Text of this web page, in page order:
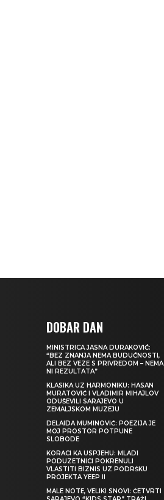
DOBAR DAN
MINISTRICA JASNA DURAKOVIĆ:
“BEZ ZNANJA NEMA BUDUĆNOSTI,
ALI BEZ VEZE S PRIVREDOM – NEMA
NI REZULTATA”
KLASIKA UZ HARMONIKU: HASAN
MURATOVIĆ I VLADIMIR MIHAJLOV
ODUŠEVILI SARAJEVO U
ZEMALJSKOM MUZEJU
DELAIDA MUMINOVIĆ: POEZIJA JE
MOJ PROSTOR POTPUNE
SLOBODE
KORACI KA USPJEHU: MLADI
PODUZETNICI POKRENULI
VLASTITI BIZNIS UZ PODRŠKU
PROJEKTA YEEP II
MALE NOTE, VELIKI SNOVI: ČETVRTI